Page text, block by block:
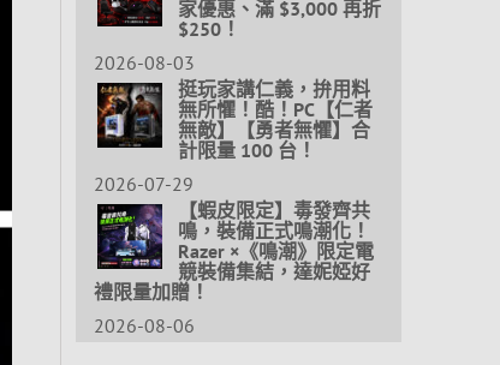
家優惠、滿 $3,000 再折
$250！
2026-08-03
挺玩家講仁義，拚用料
無所懼！酷！PC【仁者
無敵】【勇者無懼】合
計限量 100 台！
2026-07-29
【蝦皮限定】毒發齊共
鳴，裝備正式鳴潮化！
Razer ×《鳴潮》限定電
競裝備集結，達妮婭好
禮限量加贈！
2026-08-06